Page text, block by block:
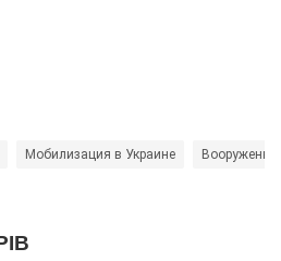
Мобилизация в Украине